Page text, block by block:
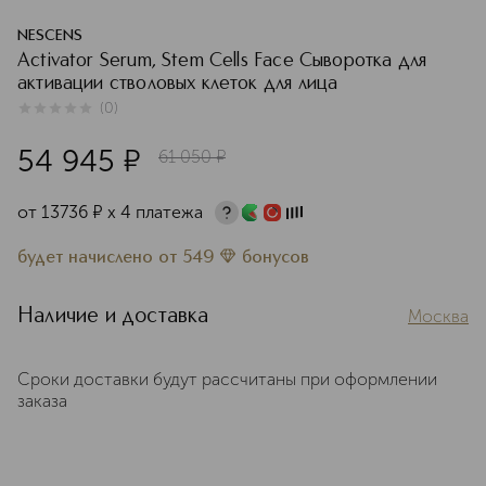
NESCENS
Activator Serum, Stem Cells Face Сыворотка для
активации стволовых клеток для лица
(0)
54 945 ¤ 61 050 ¤
от 13736 ¤ х 4 платежа
будет начислено от 549 бонусов
Наличие и доставка Москва
Сроки доставки будут рассчитаны при оформлении
заказа